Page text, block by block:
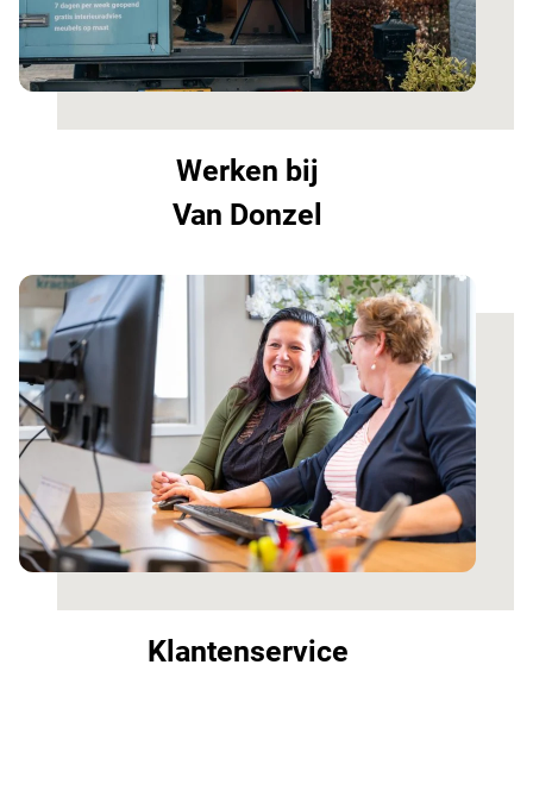
Werken bij
Van Donzel
Klantenservice